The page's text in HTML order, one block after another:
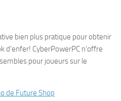
bien plus pratique pour obtenir
d’enfer! CyberPowerPC n’offre
pour joueurs sur le
de Future Shop